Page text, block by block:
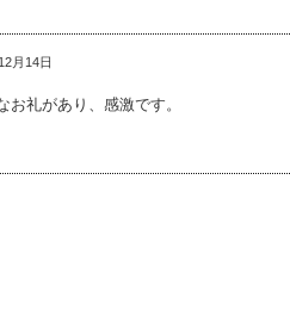
月14日
礼があり、感激です。